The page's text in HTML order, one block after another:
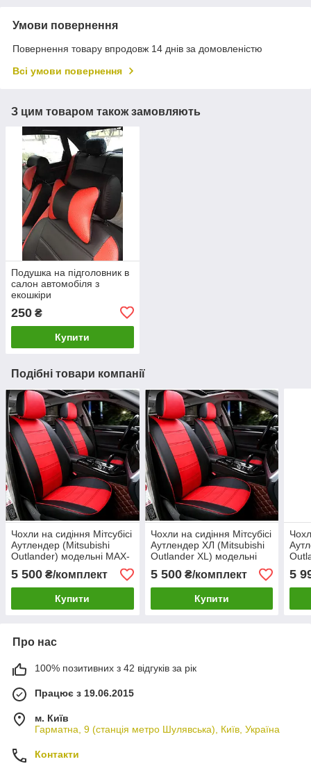
Умови повернення
Повернення товару впродовж 14 днів за домовленістю
Всі умови повернення
З цим товаром також замовляють
Подушка на підголовник в
салон автомобіля з
екошкіри
250 ₴
Купити
Подібні товари компанії
Чохли на сидіння Мітсубісі
Аутлендер (Mitsubishi
Outlander) модельні MAX-
N з екошкіри Чорно-
червоний
5 500 ₴/комплект
Купити
Чохли на сидіння Мітсубісі
Аутлендер ХЛ (Mitsubishi
Outlander XL) модельні
MAX-N з екошкіри Чорно-
червоний
5 500₴/комплект
Купити
5
Про нас
100% позитивних з 42 відгуків за рік
Працює з 19.06.2015
м. Київ
Гарматна, 9 (станція метро Шулявська), Київ, Україна
Контакти